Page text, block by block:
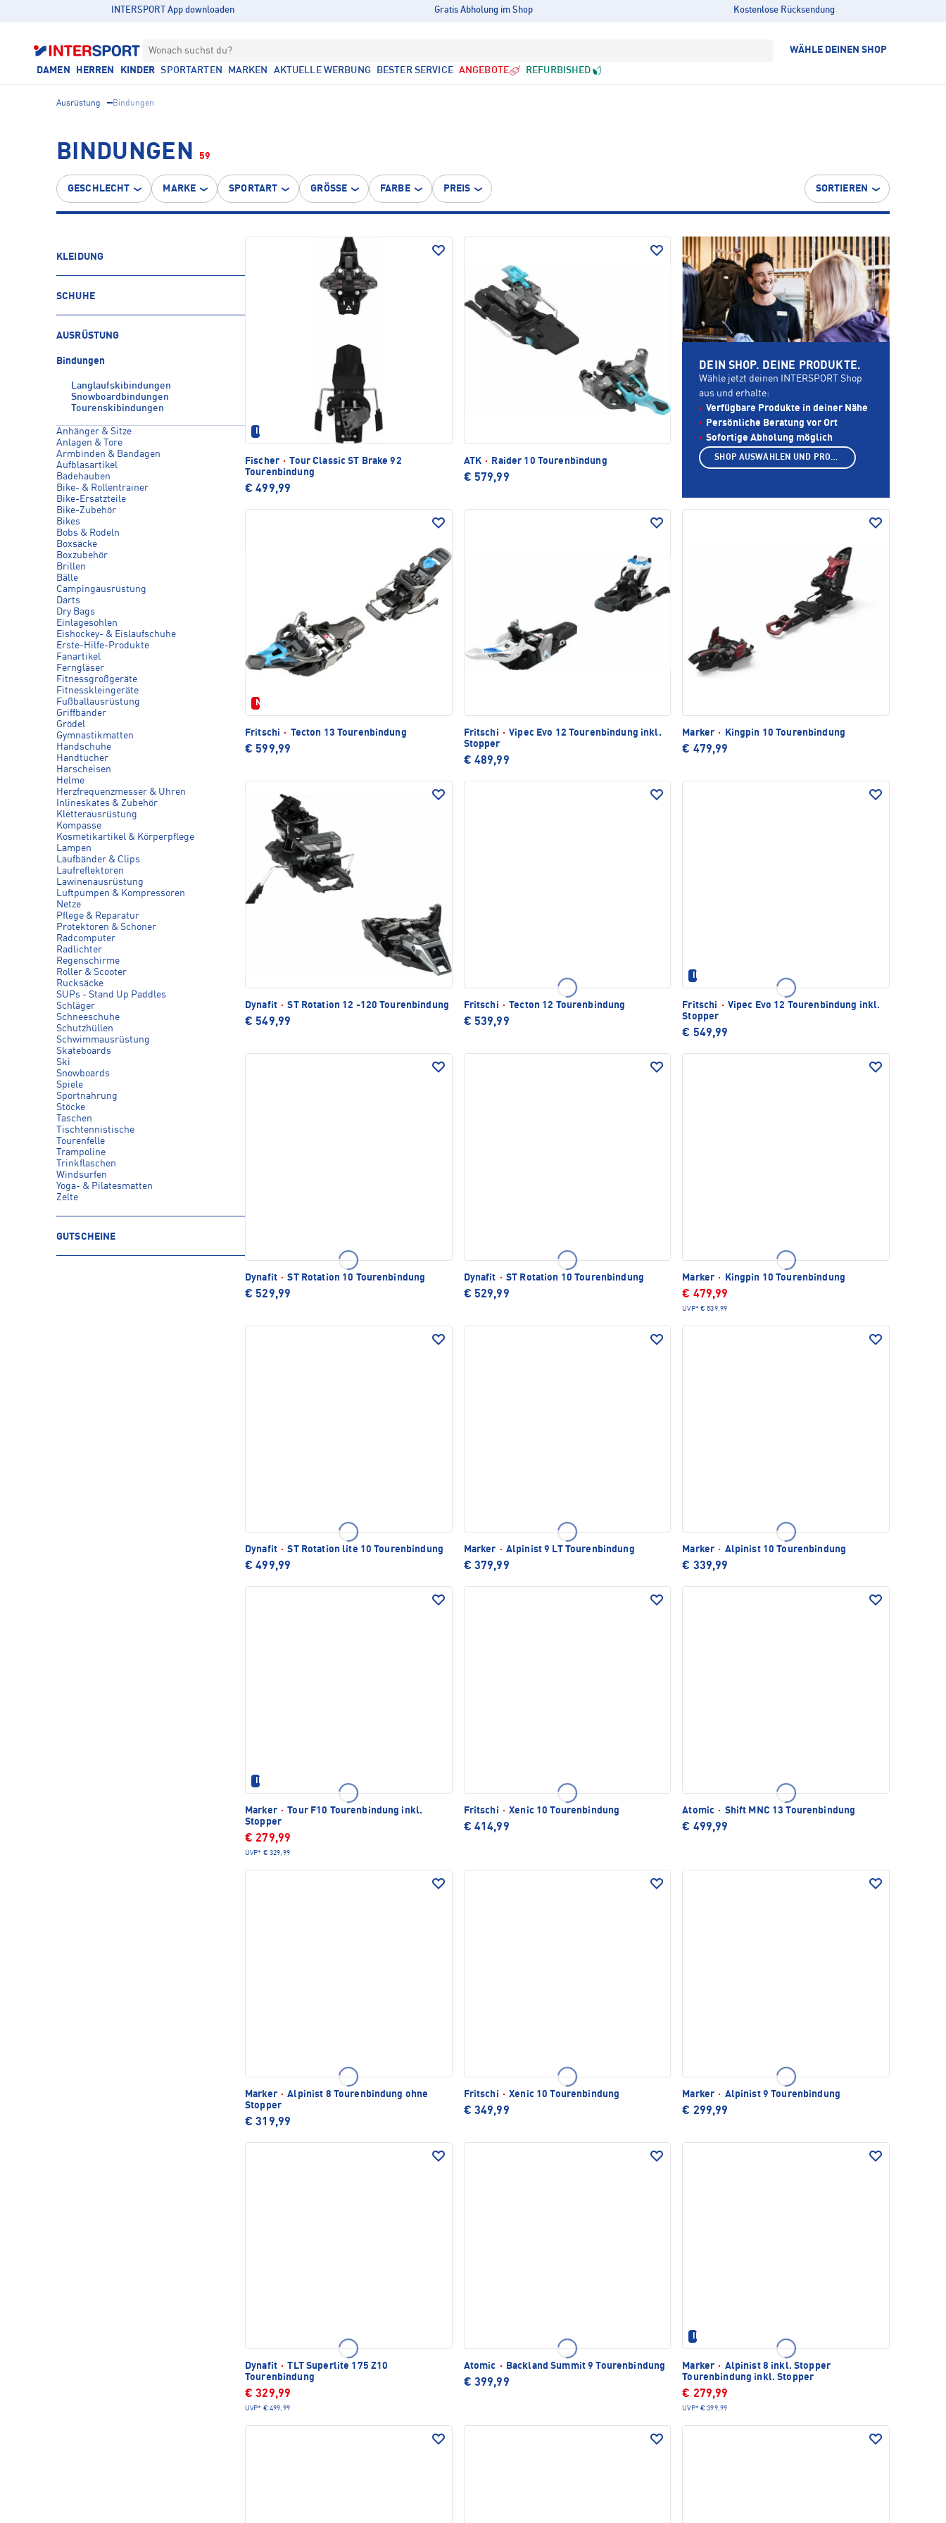
INTERSPORT App downloaden Gratis Abholung im Shop Kostenlose Rücksendung
Wonach suchst du? WÄHLE DEINEN SHOP
DAMEN HERREN KINDER SPORTARTEN MARKEN AKTUELLE WERBUNG BESTER SERVICE ANGEBOTE REFURBISHED
Ausrüstung Bindungen
BINDUNGEN 59
GESCHLECHT MARKE SPORTART GRÖSSE FARBE PREIS SORTIEREN
KLEIDUNG
SCHUHE
AUSRÜSTUNG
Bindungen
Langlaufskibindungen
Snowboardbindungen
Tourenskibindungen
Anhänger & Sitze
Anlagen & Tore
Armbinden & Bandagen
Aufblasartikel
Badehauben
Bike- & Rollentrainer
Bike-Ersatzteile
Bike-Zubehör
Bikes
Bobs & Rodeln
Boxsäcke
Boxzubehör
Brillen
Bälle
Campingausrüstung
Darts
Dry Bags
Einlagesohlen
Eishockey- & Eislaufschuhe
Erste-Hilfe-Produkte
Fanartikel
Ferngläser
Fitnessgroßgeräte
Fitnesskleingeräte
Fußballausrüstung
Griffbänder
Grödel
Gymnastikmatten
Handschuhe
Handtücher
Harscheisen
Helme
Herzfrequenzmesser & Uhren
Inlineskates & Zubehör
Kletterausrüstung
Kompasse
Kosmetikartikel & Körperpflege
Lampen
Laufbänder & Clips
Laufreflektoren
Lawinenausrüstung
Luftpumpen & Kompressoren
Netze
Pflege & Reparatur
Protektoren & Schoner
Radcomputer
Radlichter
Regenschirme
Roller & Scooter
Rucksäcke
SUPs - Stand Up Paddles
Schläger
Schneeschuhe
Schutzhüllen
Schwimmausrüstung
Skateboards
Ski
Snowboards
Spiele
Sportnahrung
Stöcke
Taschen
Tischtennistische
Tourenfelle
Trampoline
Trinkflaschen
Windsurfen
Yoga- & Pilatesmatten
Zelte
GUTSCHEINE
IM SET ERHÄLTLICH
Fischer · Tour Classic ST Brake 92
Tourenbindung
€ 499,99
ATK · Raider 10 Tourenbindung
€ 579,99
Neu
Fritschi · Tecton 13 Tourenbindung
€ 599,99
Fritschi · Vipec Evo 12 Tourenbindung inkl.
Stopper
€ 489,99
Marker · Kingpin 10 Tourenbindung
€ 479,99
Dynafit · ST Rotation 12 -120 Tourenbindung
€ 549,99
Fritschi · Tecton 12 Tourenbindung
€ 539,99
Fritschi · Vipec Evo 12 Tourenbindung inkl.
Stopper
€ 549,99
Dynafit · ST Rotation 10 Tourenbindung
€ 529,99
Dynafit · ST Rotation 10 Tourenbindung
€ 529,99
Marker · Kingpin 10 Tourenbindung
€ 479,99
UVP* € 539,99
Dynafit · ST Rotation lite 10 Tourenbindung
€ 499,99
Marker · Alpinist 9 LT Tourenbindung
€ 379,99
Marker · Alpinist 10 Tourenbindung
€ 339,99
Marker · Tour F10 Tourenbindung inkl.
Stopper
€ 279,99
UVP* € 329,99
Fritschi · Xenic 10 Tourenbindung
€ 414,99
Atomic · Shift MNC 13 Tourenbindung
€ 499,99
Marker · Alpinist 8 Tourenbindung ohne
Stopper
€ 319,99
Fritschi · Xenic 10 Tourenbindung
€ 349,99
Marker · Alpinist 9 Tourenbindung
€ 299,99
Dynafit · TLT Superlite 175 Z10
Tourenbindung
€ 329,99
UVP* € 499,99
Atomic · Backland Summit 9 Tourenbindung
€ 399,99
Marker · Alpinist 8 inkl. Stopper
Tourenbindung inkl. Stopper
€ 279,99
UVP* € 399,99
DEIN SHOP. DEINE PRODUKTE.
Wähle jetzt deinen INTERSPORT Shop
aus und erhalte:
Verfügbare Produkte in deiner Nähe
Persönliche Beratung vor Ort
Sofortige Abholung möglich
SHOP AUSWÄHLEN UND PRODUKTE ANZEIGEN